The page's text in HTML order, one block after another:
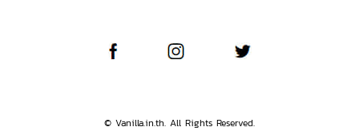
© Vanilla.in.th. All Rights Reserved.